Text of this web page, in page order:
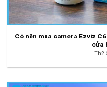
Có nên mua camera Ezviz
cửa
Th2